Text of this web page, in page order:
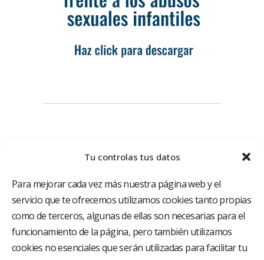
Tu controlas tus datos
Para mejorar cada vez más nuestra página web y el
servicio que te ofrecemos utilizamos cookies tanto propias
como de terceros, algunas de ellas son necesarias para el
funcionamiento de la página, pero también utilizamos
cookies no esenciales que serán utilizadas para facilitar tu
El Grupo Hospitalario HLA es uno de los proveedores
hospitalarios con mayor presencia en España, creado
con el objetivo de proporcionar el acceso a una